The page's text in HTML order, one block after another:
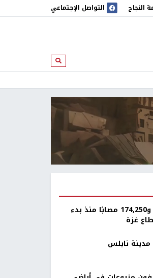
النجاح التواصل الإجتماعي
ابحث
73,386 شهيدًا و174,250 مصابًا منذ بدء
غزة
مدينة نابلس